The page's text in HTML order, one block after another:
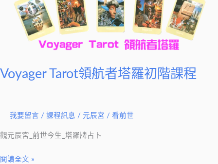
Voyager Tarot領航者塔羅初階課程
我要留言 / 課程訊息 / 元辰宮 / 看前世
觀元辰宮_前世今生_塔羅牌占卜
初
閱讀全文 »